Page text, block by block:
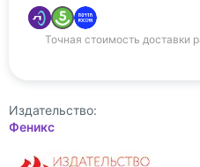
Точная стоимость доставки
Издательство:
Феникс